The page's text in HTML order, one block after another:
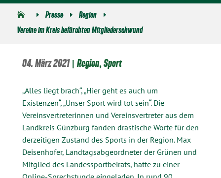
E Presse E Region E
Vereine im Kreis befürchten Mitgliederschwund
04. März 2021|Region,Sport
„Alles liegt brach“, „Hier geht es auch um
Existenzen“, „Unser Sport wird tot sein“. Die
Vereinsvertreterinnen und Vereinsvertreter aus dem
Landkreis Günzburg fanden drastische Worte für den
derzeitigen Zustand des Sports in der Region. Max
Deisenhofer, Landtagsabgeordneter der Grünen und
Mitglied des Landessportbeirats, hatte zu einer